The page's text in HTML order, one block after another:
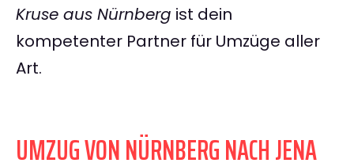
Kruse aus Nürnberg ist dein
kompetenter Partner für Umzüge aller
Art.
UMZUG VON NÜRNBERG NACH JENA